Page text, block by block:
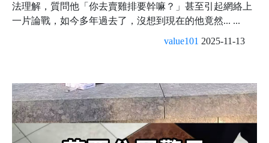
法理解，質問他「你去賣雞排要幹嘛？」甚至引起網絡上
一片論戰，如今多年過去了，沒想到現在的他竟然... ...
value101 2025-11-13